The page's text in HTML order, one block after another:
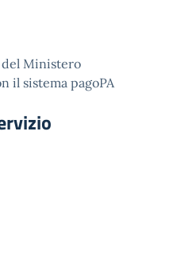
Ministero
il sistema pagoPA